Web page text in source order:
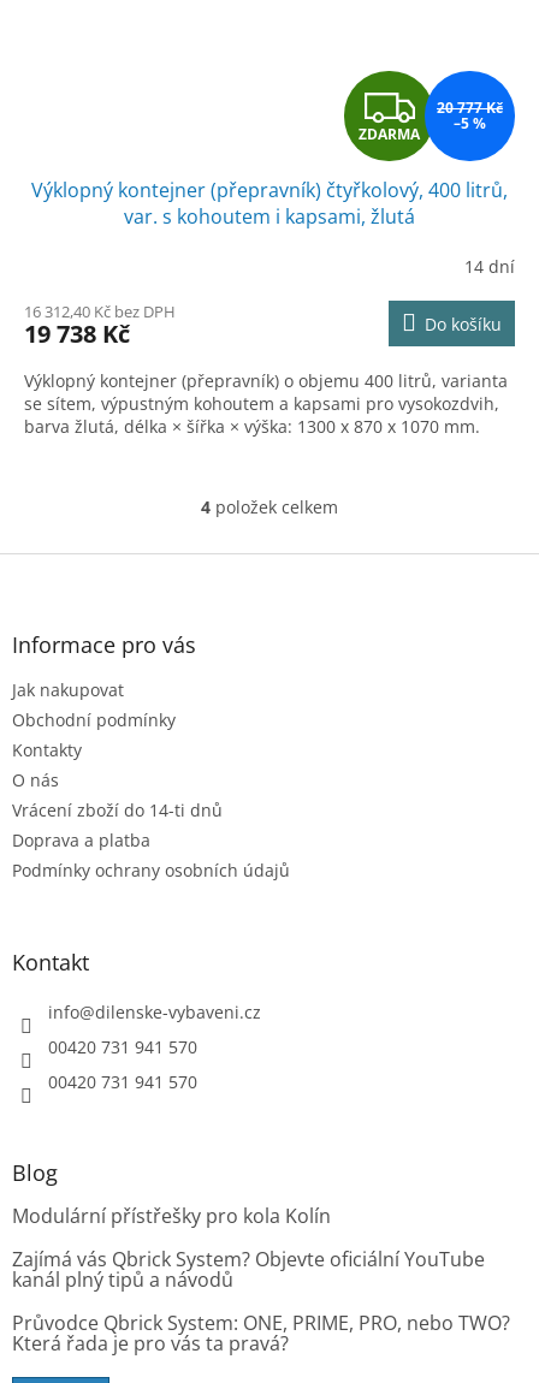
Z
D
A
M
A
ZDARMA
20 777 Kč
–5 %
Výklopný kontejner (přepravník) čtyřkolový, 400 litrů,
var. s kohoutem i kapsami, žlutá
14 dní
16 312,40 Kč bez DPH
19 738 Kč Do košíku
Výklopný kontejner (přepravník) o objemu 400 litrů, varianta
se sítem, výpustným kohoutem a kapsami pro vysokozdvih,
barva žlutá, délka × šířka × výška: 1300 x 870 x 1070 mm.
O
l
p
i
4 položek celkem
Z
Informace pro vás
Jak nakupovat
Obchodní podmínky
Kontakty
O nás
Vrácení zboží do 14-ti dnů
Doprava a platba
Podmínky ochrany osobních údajů
Kontakt
info@dilenske-vybaveni.cz
00420 731 941 570
00420 731 941 570
Blog
Modulární přístřešky pro kola Kolín
Zajímá vás Qbrick System? Objevte oficiální YouTube
kanál plný tipů a návodů
Průvodce Qbrick System: ONE, PRIME, PRO, nebo TWO?
Která řada je pro vás ta pravá?